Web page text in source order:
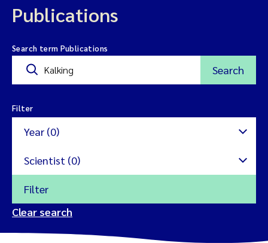
Publications
Search term Publications
Search
Filter
Year (0)
Scientist (0)
Filter
Clear search